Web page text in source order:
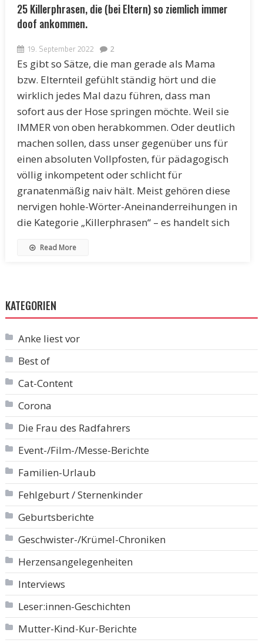
25 Killerphrasen, die (bei Eltern) so ziemlich immer
doof ankommen.
19. September 2022 2
Es gibt so Sätze, die man gerade als Mama
bzw. Elternteil gefühlt ständig hört und die
wirklich jedes Mal dazu führen, dass man
sofort aus der Hose springen möchte. Weil sie
IMMER von oben herabkommen. Oder deutlich
machen sollen, dass unser gegenüber uns für
einen absoluten Vollpfosten, für pädagogisch
völlig inkompetent oder schlicht für
granatenmäßig naiv hält. Meist gehören diese
nervigen hohle-Wörter-Aneinanderreihungen in
die Kategorie „Killerphrasen“ – es handelt sich
Read More
KATEGORIEN
Anke liest vor
Best of
Cat-Content
Corona
Die Frau des Radfahrers
Event-/Film-/Messe-Berichte
Familien-Urlaub
Fehlgeburt / Sternenkinder
Geburtsberichte
Geschwister-/Krümel-Chroniken
Herzensangelegenheiten
Interviews
Leser:innen-Geschichten
Mutter-Kind-Kur-Berichte